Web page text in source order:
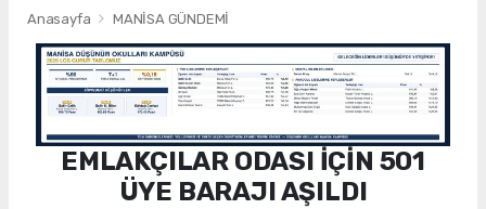
Anasayfa MANİSA GÜNDEMİ
EMLAKÇILAR ODASI İÇİN 501
ÜYE BARAJI AŞILDI